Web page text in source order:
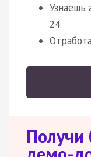
Узнаешь
24
Получи